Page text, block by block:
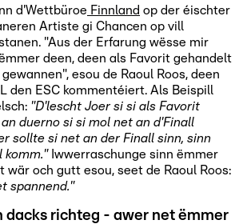
d'Wettbüroe Finnland op der éischter
Artiste gi Chancen op vill
"Aus der Erfarung wësse mir
deen, deen als Favorit gehandelt
esou de Raoul Roos, deen
den ESC kommentéiert. Als Beispill
"D'lescht Joer si si als Favorit
duerno si si mol net an d'Finall
sollte si net an der Finall sinn, sinn
komm."Iwwerraschunge sinn ëmmer
wär och gutt esou, seet de Raoul Roos:
spannend."
dacks richteg - awer net ëmmer